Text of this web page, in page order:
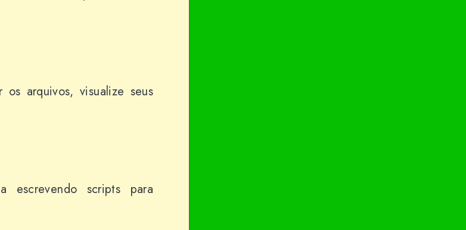
os arquivos, visualize seus
escrevendo scripts para